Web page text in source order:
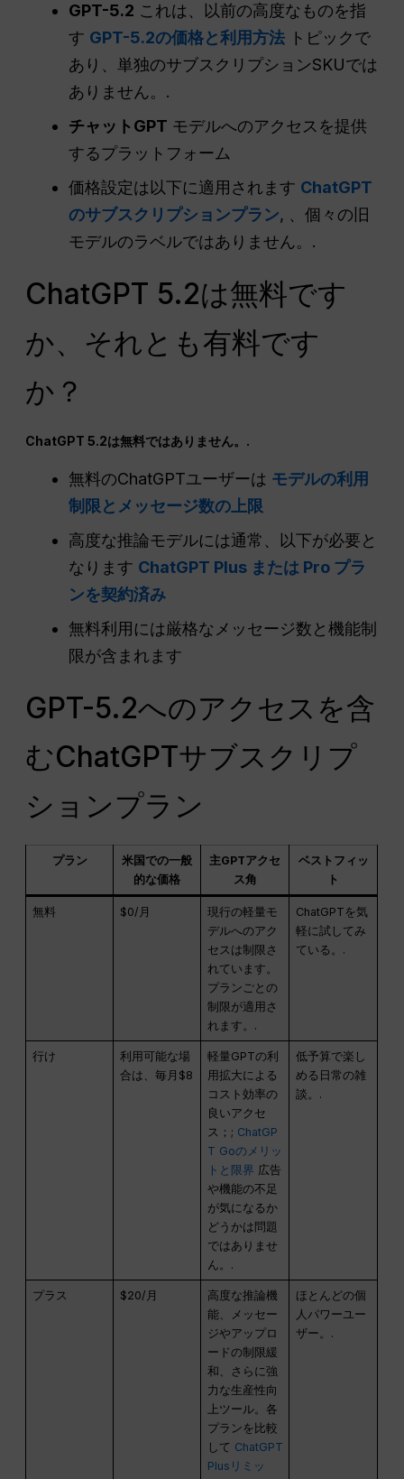
GPT-5.2 これは、以前の高度なものを指
す GPT-5.2の価格と利用方法 トピックで
あり、単独のサブスクリプションSKUでは
ありません。.
チャットGPT モデルへのアクセスを提供
するプラットフォーム
価格設定は以下に適用されます ChatGPT
のサブスクリプションプラン, 、個々の旧
モデルのラベルではありません。.
ChatGPT 5.2は無料です
か、それとも有料です
か？
ChatGPT 5.2は無料ではありません。.
無料のChatGPTユーザーは モデルの利用
制限とメッセージ数の上限
高度な推論モデルには通常、以下が必要と
なります ChatGPT Plus または Pro プラ
ンを契約済み
無料利用には厳格なメッセージ数と機能制
限が含まれます
GPT-5.2へのアクセスを含
むChatGPTサブスクリプ
ションプラン
プラン
米国での一般
的な価格
主GPTアクセ
ス角
ベストフィッ
ト
無料 $0/月
現行の軽量モ
デルへのアク
セスは制限さ
れています。
プランごとの
制限が適用さ
れます。.
ChatGPTを気
軽に試してみ
ている。.
行け
利用可能な場
合は、毎月$8
軽量GPTの利
用拡大による
コスト効率の
良いアクセ
ス；; ChatGP
T Goのメリッ
トと限界 広告
や機能の不足
が気になるか
どうかは問題
ではありませ
ん。.
低予算で楽し
める日常の雑
談。.
プラス $20/月
高度な推論機
能、メッセー
ジやアップロ
ードの制限緩
和、さらに強
力な生産性向
上ツール。各
プランを比較
して ChatGPT
Plusリミッ
ほとんどの個
人パワーユー
ザー。.